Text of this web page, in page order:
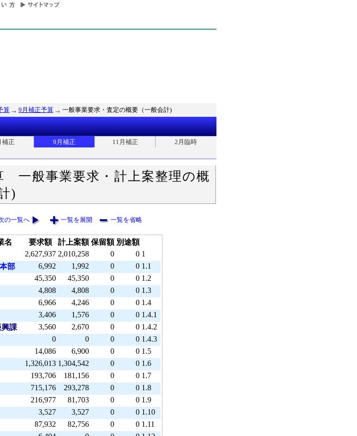
算 9月補正予算 一般事業要求・査定の概要（一般会計)
補正 9月補正 11月補正
2月臨時
一般事業要求・計上案整理の概
)
の一覧へ 一覧を展開 一覧を省略
名 要求額 計上案額 保留額 別途額
2,627,937 2,010,258 0 0 1
部
6,992 1,992 0 0 1.1
45,350 45,350 0 0 1.2
4,808 4,808 0 0 1.3
6,966 4,246 0 0 1.4
3,406 1,576 0 0 1.4.1
課
3,560 2,670 0 0 1.4.2
0 0 0 0 1.4.3
14,086 6,900 0 0 1.5
1,326,013 1,304,542 0 0 1.6
193,706 181,156 0 0 1.7
715,176 293,278 0 0 1.8
216,977 81,703 0 0 1.9
3,527 3,527 0 0 1.10
87,932 82,756 0 0 1.11